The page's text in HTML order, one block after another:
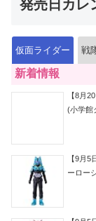
発売日カレ
仮面ライダー 戦
新着情報
【8月
(小学館
【9月
ーロー